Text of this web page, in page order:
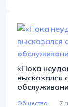
«Пока
высказался
Общество 7